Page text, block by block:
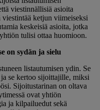
viestinnällisiä asioita
ketjun viimeiseksi
keskeisiä asioita, jotka
tulisi ottaa huomioon.
on sydän ja sielu
listautumisen ydin. Se
se kertoo sijoittajille, miksi
Sijoitustarinan on oltava
ovat yhtiön
ja kilpailuedut sekä